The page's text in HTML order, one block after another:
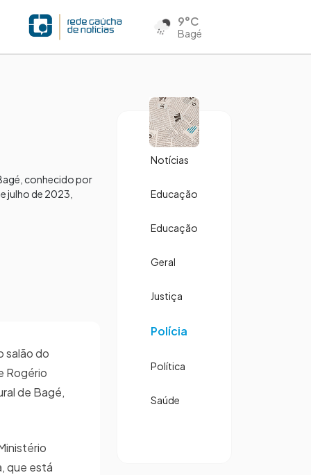
9°C
Bagé
conhecido por
julho de 2023,
salão do
Rogério
de Bagé,
que está
Notícias
Educação
Educação
Geral
Justiça
Polícia
Política
Saúde